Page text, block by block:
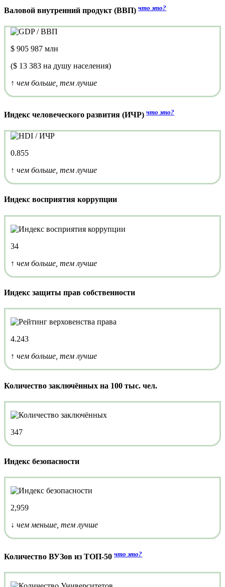
Валовой внутренний продукт (ВВП) что это?
$ 905 987 млн
($ 13 383 на душу населения)
↑ чем больше, тем лучше
Индекс человеческого развития (ИЧР) что это?
0.855
↑ чем больше, тем лучше
Индекс восприятия коррупции
34
↑ чем больше, тем лучше
Индекс защиты прав собственности
4.243
↑ чем больше, тем лучше
Количество заключённых на 100 тыс. чел.
347
Индекс безопасности
2,959
↓ чем меньше, тем лучше
Количество ВУЗов из ТОП-50 что это?